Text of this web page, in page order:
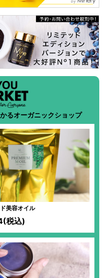
るオーガニックショップ
美容オイル
税込)